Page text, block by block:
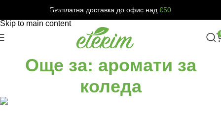
Skip to navigation
Skip to main content
Безплатна доставка до офис над €50
Още за: аромати за
коледа